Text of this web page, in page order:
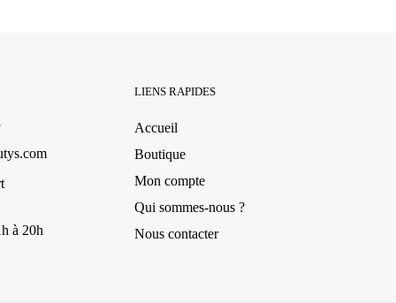
à 20h
LIENS RAPIDES
Accueil
Boutique
Mon compte
Qui sommes-nous ?
Nous contacter